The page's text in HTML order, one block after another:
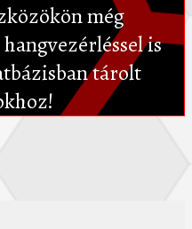
még
is
tárolt